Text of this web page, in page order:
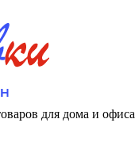
для дома и офиса